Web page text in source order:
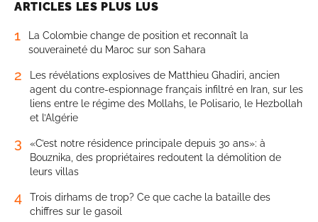
ARTICLES LES PLUS LUS
1
La Colombie change de position et reconnaît la
souveraineté du Maroc sur son Sahara
2
Les révélations explosives de Matthieu Ghadiri, ancien
agent du contre-espionnage français infiltré en Iran, sur les
liens entre le régime des Mollahs, le Polisario, le Hezbollah
et l’Algérie
3
«C’est notre résidence principale depuis 30 ans»: à
Bouznika, des propriétaires redoutent la démolition de
leurs villas
4
Trois dirhams de trop? Ce que cache la bataille des
chiffres sur le gasoil